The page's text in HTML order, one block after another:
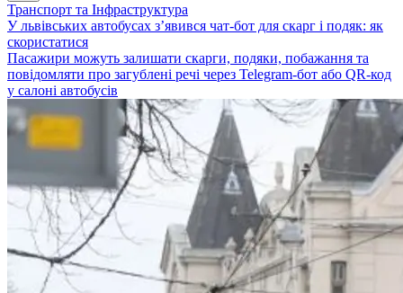
Транспорт та Інфраструктура
У львівських автобусах з’явився чат-бот для скарг і подяк: як
скористатися
Пасажири можуть залишати скарги, подяки, побажання та
повідомляти про загублені речі через Telegram-бот або QR-код
у салоні автобусів